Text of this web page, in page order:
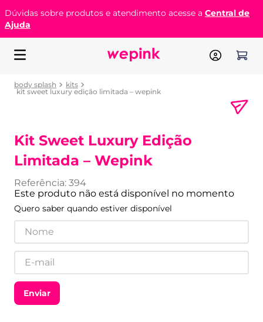
Dúvidas sobre produtos e atendimento acesse a Central de
Ajuda
body splash
kits
kit sweet luxury edição limitada – wepink
Kit Sweet Luxury Edição
Limitada – Wepink
Referência: 394
Este produto não está disponível no momento
Quero saber quando estiver disponível
Enviar